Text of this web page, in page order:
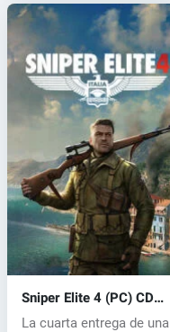
Sniper Elite 4 (PC) CD
key
La cuarta entrega de una